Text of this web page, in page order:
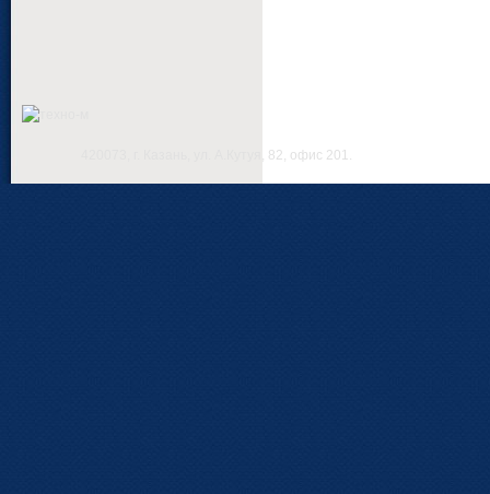
420073, г. Казань, ул. А.Кутуя, 82, офис 201.